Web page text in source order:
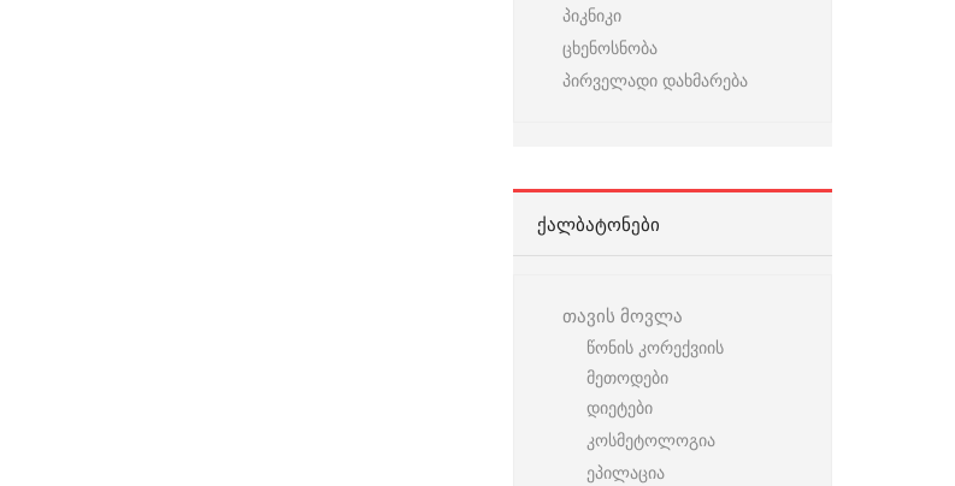
პიკნიკი
ცხენოსნობა
პირველადი დახმარება
ᲥᲐᲚᲑᲐᲢᲝᲜᲔᲑᲘ
თავის მოვლა
წონის კორექვიის
მეთოდები
დიეტები
კოსმეტოლოგია
ეპილაცია